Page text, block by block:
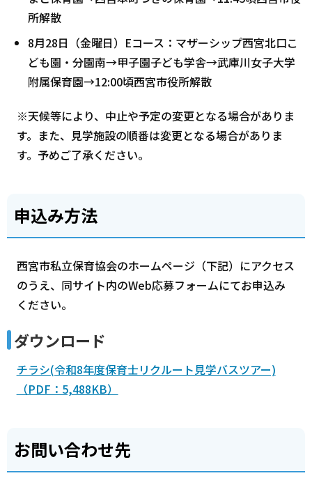
所解散
8月28日（金曜日）Eコース：マザーシップ西宮北口こ
ども園・分園南→甲子園子ども学舎→武庫川女子大学
附属保育園→12:00頃西宮市役所解散
※天候等により、中止や予定の変更となる場合がありま
す。また、見学施設の順番は変更となる場合がありま
す。予めご了承ください。
申込み方法
西宮市私立保育協会のホームページ（下記）にアクセス
のうえ、同サイト内のWeb応募フォームにてお申込み
ください。
ダウンロード
チラシ(令和8年度保育士リクルート見学バスツアー)
（PDF：5,488KB）
お問い合わせ先